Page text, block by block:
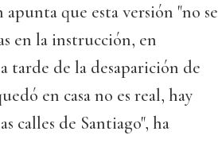
que esta versión "no se
en la instrucción, en
tarde de la desaparición de
en casa no es real, hay
calles de Santiago", ha